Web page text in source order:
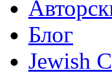
Блог
Jewish